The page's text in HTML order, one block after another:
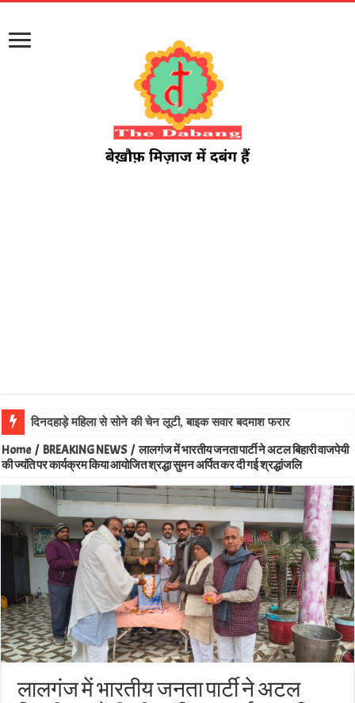
लालगं
Home / BREAKING NEWS / लालगंज में भारतीय जनता पार्टी ने अटल बिहारी वाजपेयी
की ज्यंति पर कार्यक्रम किया आयोजित श्रद्धा सुमन अर्पित कर दी गई श्रद्धांजलि
लालगंज में भारतीय जनता पार्टी ने अटल